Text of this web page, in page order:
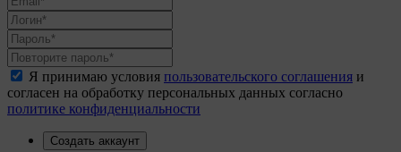
Я принимаю условия пользовательского соглашения и
согласен на обработку персональных данных согласно
политике конфиденциальности
Создать аккаунт